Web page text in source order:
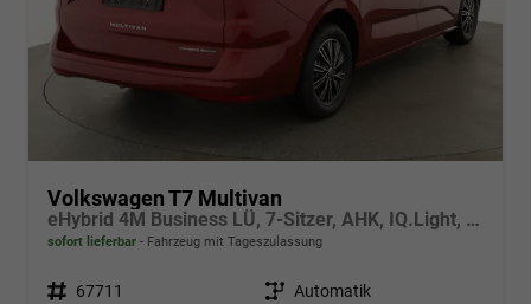
Volkswagen T7 Multivan
eHybrid 4M Business LÜ, 7-Sitzer, AHK, IQ.Light, easyOpen, Navi, 5-J Garantie
sofort lieferbar Fahrzeug mit Tageszulassung
Fahrzeugnr. 67711 Getriebe Automatik